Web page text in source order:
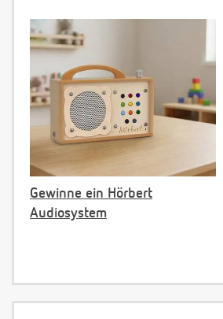
Gewinne ein Hörbert
Audiosystem